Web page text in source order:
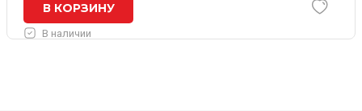
В КОРЗИНУ
В наличии